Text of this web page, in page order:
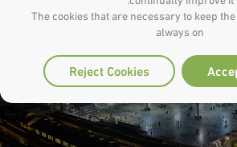
The cookies that are necessary to keep
always on
Reject Cookies
أبواب الجنة